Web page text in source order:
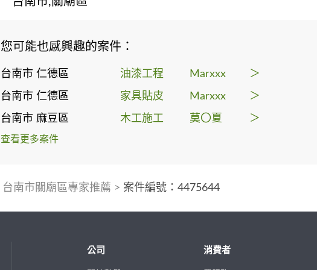
您可能也感興趣的案件：
台南市 仁德區 油漆工程 Marxxx ＞
台南市 仁德區 家具貼皮 Marxxx ＞
台南市 麻豆區 木工施工 莫〇夏 ＞
查看更多案件
台南市關廟區專家推薦 > 案件編號：4475644
公司 消費者